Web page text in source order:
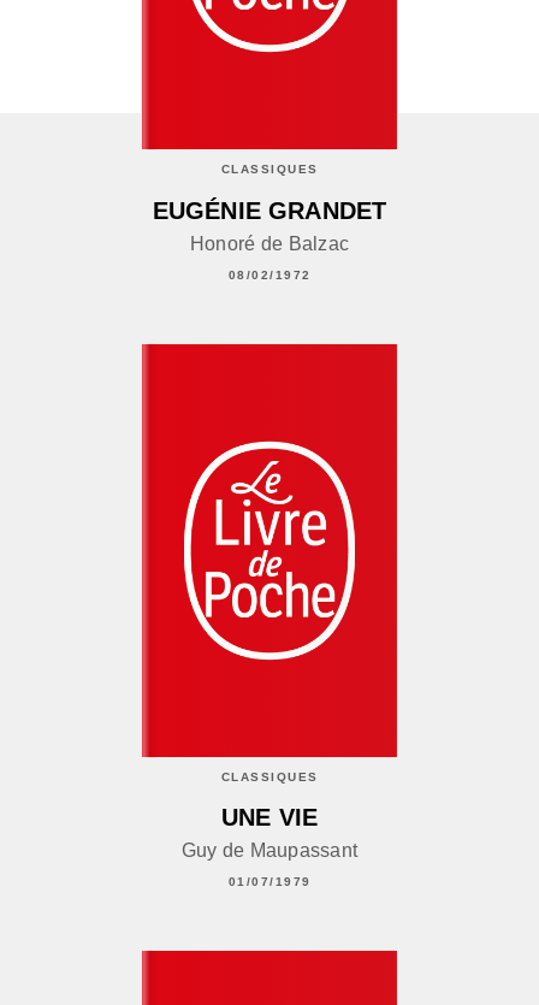
CLASSIQUES
EUGÉNIE GRANDET
Honoré de Balzac
08/02/1972
CLASSIQUES
UNE VIE
Guy de Maupassant
01/07/1979